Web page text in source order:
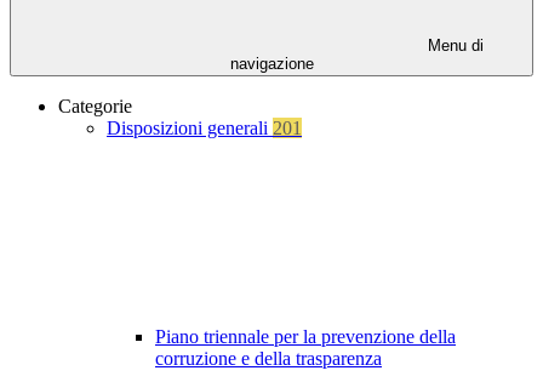
Menu di
navigazione
Categorie
Disposizioni generali 201
Piano triennale per la prevenzione della
corruzione e della trasparenza